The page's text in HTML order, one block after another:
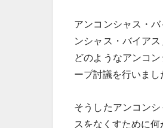
アンコンシャス・
ンシャス・バイア
どのようなアンコ
ープ討議を行いまし
そうしたアンコン
スをなくすために